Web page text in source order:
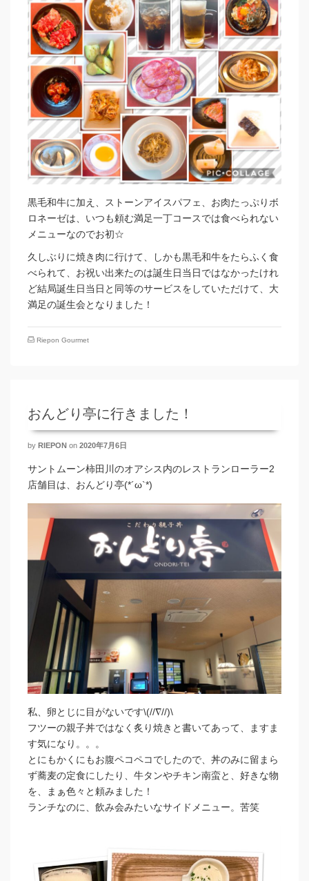
黒毛和牛に加え、ストーンアイスパフェ、お肉たっぷりボ
ロネーゼは、いつも頼む満足一丁コースでは食べられない
メニューなのでお初☆
久しぶりに焼き肉に行けて、しかも黒毛和牛をたらふく食
べられて、お祝い出来たのは誕生日当日ではなかったけれ
ど結局誕生日当日と同等のサービスをしていただけて、大
満足の誕生会となりました！
Riepon Gourmet
おんどり亭に行きました！
by RIEPON on 2020年7月6日
サントムーン柿田川のオアシス内のレストランローラー2
店舗目は、おんどり亭(*´ω`*)
私、卵とじに目がないです\(//∇//)\
フツーの親子丼ではなく炙り焼きと書いてあって、ますま
す気になり。。。
とにもかくにもお腹ペコペコでしたので、丼のみに留まら
ず蕎麦の定食にしたり、牛タンやチキン南蛮と、好きな物
を、まぁ色々と頼みました！
ランチなのに、飲み会みたいなサイドメニュー。苦笑